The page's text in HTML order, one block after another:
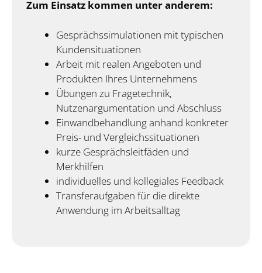
Zum Einsatz kommen unter anderem:
Gesprächssimulationen mit typischen
Kundensituationen
Arbeit mit realen Angeboten und
Produkten Ihres Unternehmens
Übungen zu Fragetechnik,
Nutzenargumentation und Abschluss
Einwandbehandlung anhand konkreter
Preis- und Vergleichssituationen
kurze Gesprächsleitfäden und
Merkhilfen
individuelles und kollegiales Feedback
Transferaufgaben für die direkte
Anwendung im Arbeitsalltag